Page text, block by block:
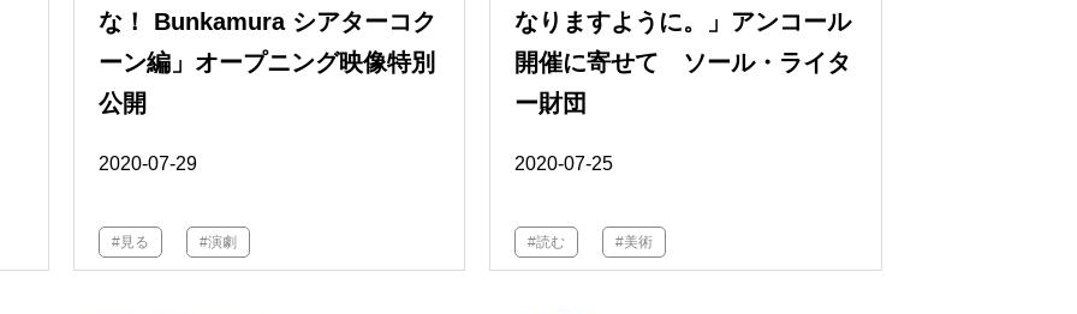
な！ Bunkamura シアターコク
ーン編」オープニング映像特別
公開
2020-07-29
#見る #演劇
なりますように。」アンコール
開催に寄せて ソール・ライタ
ー財団
2020-07-25
#読む #美術